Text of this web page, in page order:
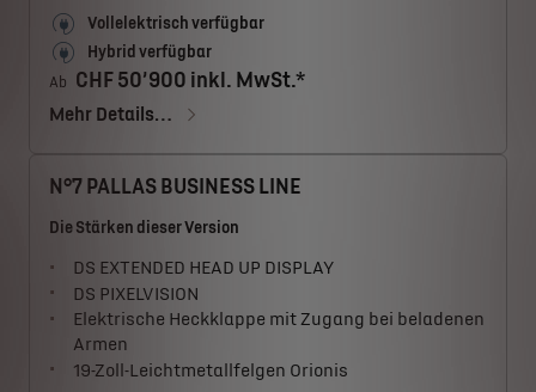
Vollelektrisch verfügbar
Hybrid verfügbar
Ab CHF 50’900 inkl. MwSt.*
Mehr Details…
N°7 PALLAS BUSINESS LINE
Die Stärken dieser Version
DS EXTENDED HEAD UP DISPLAY
DS PIXELVISION
Elektrische Heckklappe mit Zugang bei beladenen
Armen
19-Zoll-Leichtmetallfelgen Orionis